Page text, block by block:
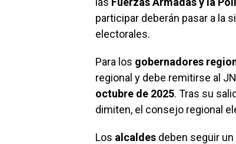
participar deberán pasar a la
electorales.
Para los gobernadores
regional y debe remitirse al
octubre de 2025. Tras su
dimiten, el consejo regional
Los alcaldes deben seguir